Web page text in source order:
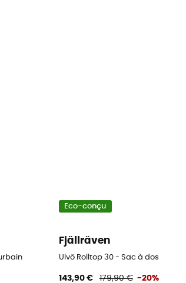
Eco-conçu
Fjällräven
Ulvö Rolltop 30 - Sac à dos
143,90 € 179,90 € -20%